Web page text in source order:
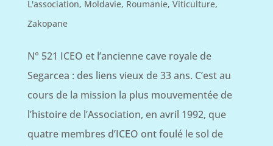
L'association, Moldavie, Roumanie, Viticulture,
Zakopane
N° 521 ICEO et l’ancienne cave royale de
Segarcea : des liens vieux de 33 ans. C’est au
cours de la mission la plus mouvementée de
l’histoire de l’Association, en avril 1992, que
quatre membres d’ICEO ont foulé le sol de